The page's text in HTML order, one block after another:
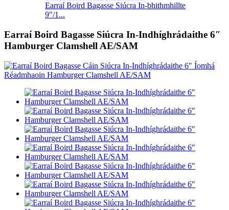
Earraí Boird Bagasse Siúcra In-bhithmhillte
9″/1...
Earraí Boird Bagasse Siúcra In-Indhíghrádaithe 6″
Hamburger Clamshell AE/SAM